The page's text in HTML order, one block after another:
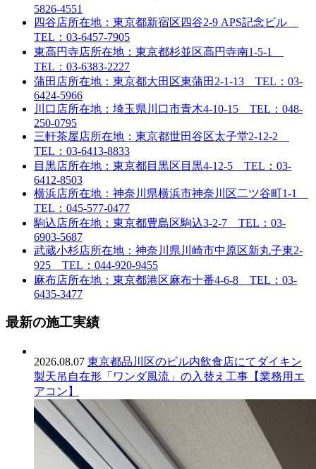
5826-4551
四谷店所在地：東京都新宿区四谷2-9 APS記念ビル
TEL：03-6457-7905
東高円寺店所在地：東京都杉並区高円寺南1-5-1
TEL：03-6383-2227
蒲田店所在地：東京都大田区東蒲田2-1-13 TEL：03-
6424-5966
川口店所在地：埼玉県川口市青木4-10-15 TEL：048-
250-0795
三軒茶屋店所在地：東京都世田谷区太子堂2-12-2
TEL：03-6413-8833
目黒店所在地：東京都目黒区目黒4-12-5 TEL：03-
6412-8503
横浜店所在地：神奈川県横浜市神奈川区二ツ谷町1-1
TEL：045-577-0477
駒込店所在地：東京都豊島区駒込3-2-7 TEL：03-
6903-5687
武蔵小杉店所在地：神奈川県川崎市中原区新丸子東2-
925 TEL：044-920-9455
麻布店所在地：東京都港区麻布十番4-6-8 TEL：03-
6435-3477
最新の施工実績
2026.08.07 東京都品川区のビル内飲食店にてダイキン
製天吊自在形「ワンダ風流」の入替え工事【業務用エ
アコン】